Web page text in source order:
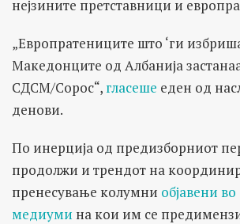
нејзините претставници и
„Европратениците што ‘ги
Македонците од Албанија
СДСМ/Сорос“, гласеше еден од
денови.
По инерција од предизборниот
продолжи и трендот на
пренесување колумни објавени
медиуми на кои им се